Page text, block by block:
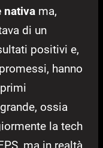
nativa ma,
di un
positivi e,
hanno
ossia
la tech